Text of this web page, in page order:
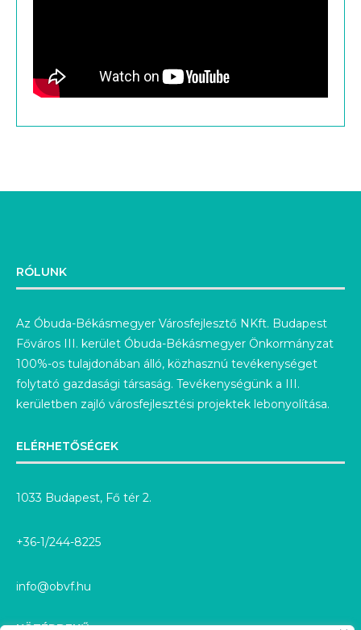
RÓLUNK
Az Óbuda-Békásmegyer Városfejlesztő NKft. Budapest
Főváros III. kerület Óbuda-Békásmegyer Önkormányzat
100%-os tulajdonában álló, közhasznú tevékenységet
folytató gazdasági társaság. Tevékenységünk a III.
kerületben zajló városfejlesztési projektek lebonyolítása.
ELÉRHETŐSÉGEK
1033 Budapest, Fő tér 2.
+36-1/244-8225
info@obvf.hu